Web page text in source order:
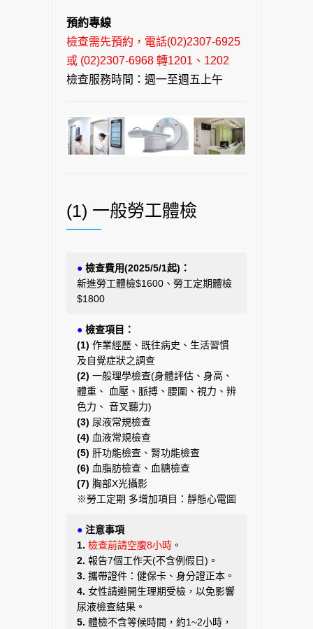
預約專線
檢查需先預約，電話(02)2307-6925
或 (02)2307-6968 轉1201、1202
檢查服務時間：週一至週五上午
(1) 一般勞工體檢
● 檢查費用(2025/5/1起)：
新進勞工體檢$1600、勞工定期體檢
$1800
● 檢查項目：
(1) 作業經歷、既往病史、生活習慣
及自覺症狀之調查
(2) 一般理學檢查(身體評估、身高、
體重、 血壓、脈搏、腰圍、視力、辨
色力、 音叉聽力)
(3) 尿液常規檢查
(4) 血液常規檢查
(5) 肝功能檢查、腎功能檢查
(6) 血脂肪檢查、血糖檢查
(7) 胸部X光攝影
※勞工定期 多增加項目：靜態心電圖
● 注意事項
1. 檢查前請空腹8小時 。
2. 報告7個工作天(不含例假日)。
3. 攜帶證件：健保卡、身分證正本。
4. 女性請避開生理期受檢，以免影響
尿液檢查結果。
5. 體檢不含等候時間，約1~2小時，